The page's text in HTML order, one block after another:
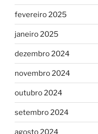
fevereiro 2025
janeiro 2025
dezembro 2024
novembro 2024
outubro 2024
setembro 2024
agosto 2024